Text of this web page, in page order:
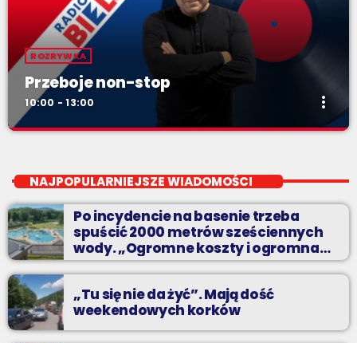
ROZRYWKA
Przeboje non-stop
10:00 - 13:00 more_vert
Najlepsze pasmo towarzyszące na Podbeskidziu! Konkursy,
akcje radiowe, rozmowy i oczywiście - starannie
wyselekcjonowane przeboje non-stop!
NAJPOPULARNIEJSZE WIADOMOŚCI
Po incydencie na basenie trzeba
spuścić 2000 metrów sześciennych
wody. „Ogromne koszty i ogromna
praca”
„Tu się nie da żyć”. Mają dość
weekendowych korków